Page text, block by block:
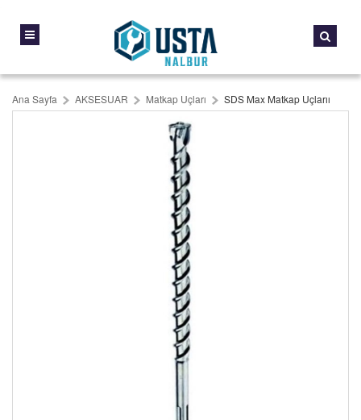
Ana Sayfa AKSESUAR Matkap Uçları SDS Max Matkap Uçlarıı